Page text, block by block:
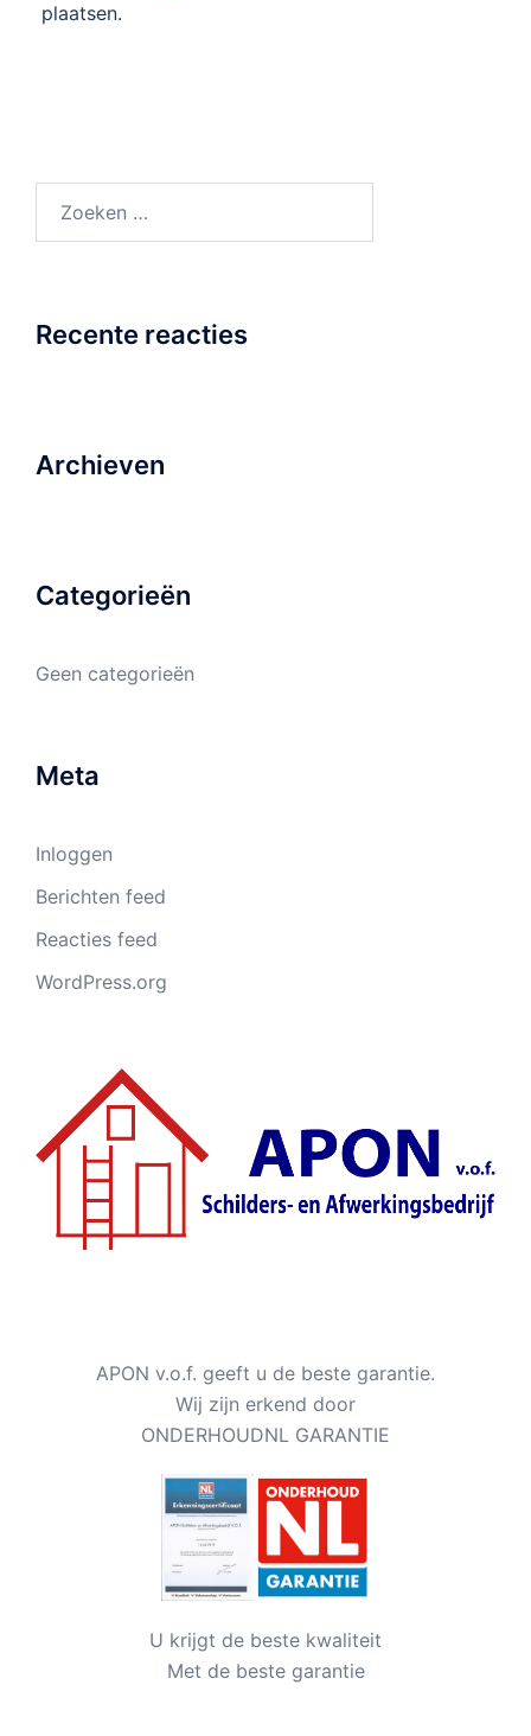
plaatsen.
Recente reacties
Archieven
Categorieën
Geen categorieën
Meta
Inloggen
Berichten feed
Reacties feed
WordPress.org
APON v.o.f. geeft u de beste garantie.
Wij zijn erkend door
ONDERHOUDNL GARANTIE
U krijgt de beste kwaliteit
Met de beste garantie